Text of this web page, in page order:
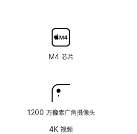
技
术
配
纳
纹
板
M4 芯片
1200 万像素广角摄像头
4K 视频